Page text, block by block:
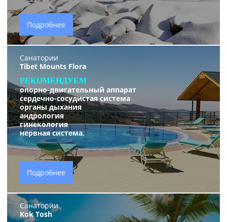
Подробнее
Санатории
Tibet Mounts Flora
РЕКОМЕНДУЕМ
опорно-двигательный аппарат
сердечно-сосудистая система
органы дыхания
андрология
гинекология
нервная система.
Подробнее
Санатории
Kok Tosh